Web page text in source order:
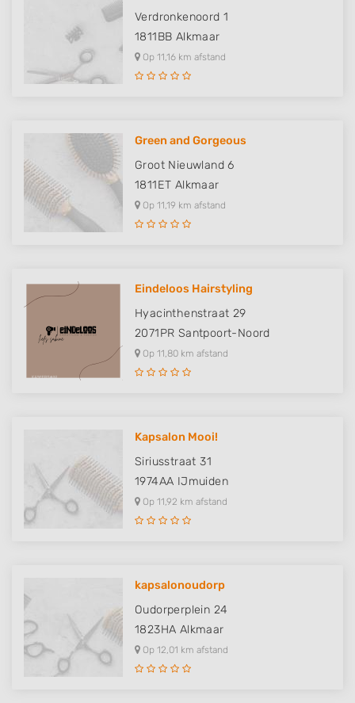
Verdronkenoord 1
1811BB Alkmaar
Op 11,16 km afstand
Green and Gorgeous
Groot Nieuwland 6
1811ET Alkmaar
Op 11,19 km afstand
Eindeloos Hairstyling
Hyacinthenstraat 29
2071PR Santpoort-Noord
Op 11,80 km afstand
Kapsalon Mooi!
Siriusstraat 31
1974AA IJmuiden
Op 11,92 km afstand
kapsalonoudorp
Oudorperplein 24
1823HA Alkmaar
Op 12,01 km afstand